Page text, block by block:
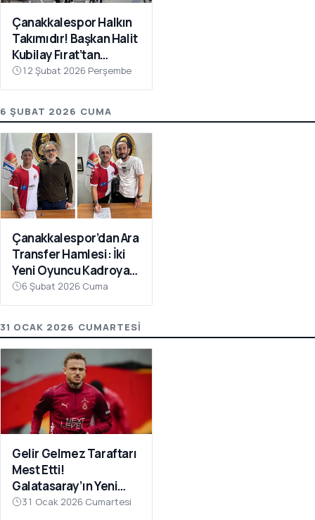
Çanakkalespor Halkın
Takımıdır! Başkan Halit
Kubilay Fırat’tan
Anlamlı Buluşma
12 Şubat 2026 Perşembe
6 ŞUBAT 2026 CUMA
Çanakkalespor’dan Ara
Transfer Hamlesi: İki
Yeni Oyuncu Kadroya
Katıldı
6 Şubat 2026 Cuma
31 OCAK 2026 CUMARTESI
Gelir Gelmez Taraftarı
Mest Etti!
Galatasaray’ın Yeni
Transferi Noa Lang’dan
31 Ocak 2026 Cumartesi